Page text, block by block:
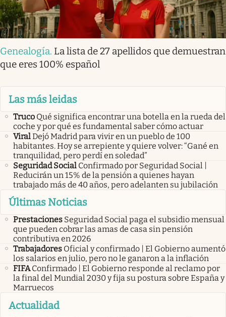
Genealogía. La lista de 27 apellidos que demuestran
que eres 100% español
Las más leidas
Truco Qué significa encontrar una botella en la rueda del
coche y por qué es fundamental saber cómo actuar
ViralDejó Madrid para vivir en un pueblo de 100
habitantes. Hoy se arrepiente y quiere volver: “Gané en
tranquilidad, pero perdí en soledad”
Seguridad Social Confirmado por Seguridad Social |
Reducirán un 15% de la pensión a quienes hayan
trabajado más de 40 años, pero adelanten su jubilación
Últimas Noticias
Prestaciones Seguridad Social paga el subsidio mensual
que pueden cobrar las amas de casa sin pensión
contributiva en 2026
Trabajadores Oficial y confirmado | El Gobierno aumentó
los salarios en julio, pero no le ganaron a la inflación
FIFA Confirmado | El Gobierno responde al reclamo por
la final del Mundial 2030 y fija su postura sobre España y
Marruecos
Actualidad